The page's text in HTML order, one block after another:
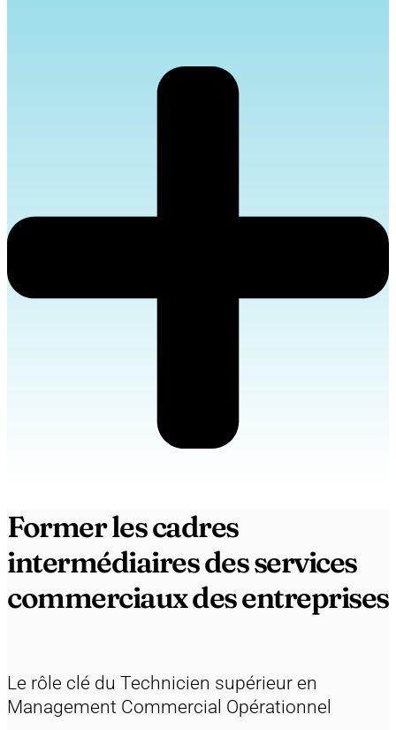
Former les cadres
intermédiaires des services
commerciaux des entreprises
Le rôle clé du Technicien supérieur en
Management Commercial Opérationnel